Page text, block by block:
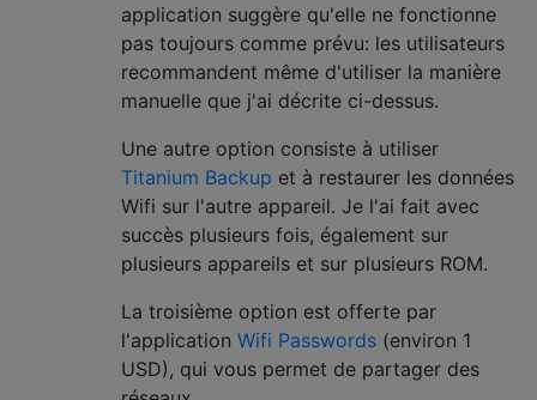
application suggère qu'elle ne fonctionne
pas toujours comme prévu: les utilisateurs
recommandent même d'utiliser la manière
manuelle que j'ai décrite ci-dessus.
Une autre option consiste à utiliser
Titanium Backup et à restaurer les données
Wifi sur l'autre appareil. Je l'ai fait avec
succès plusieurs fois, également sur
plusieurs appareils et sur plusieurs ROM.
La troisième option est offerte par
l'application Wifi Passwords (environ 1
USD), qui vous permet de partager des